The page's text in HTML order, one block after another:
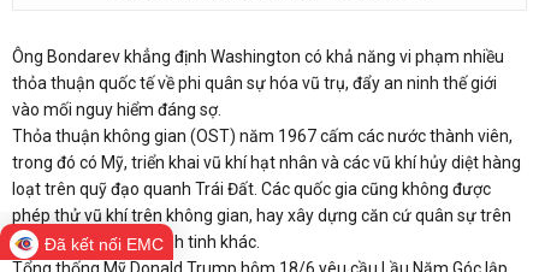
Ông Bondarev khẳng định Washington có khả năng vi phạm nhiều
thỏa thuận quốc tế về phi quân sự hóa vũ trụ, đẩy an ninh thế giới
vào mối nguy hiểm đáng sợ.
Thỏa thuận không gian (OST) năm 1967 cấm các nước thành viên,
trong đó có Mỹ, triển khai vũ khí hạt nhân và các vũ khí hủy diệt hàng
loạt trên quỹ đạo quanh Trái Đất. Các quốc gia cũng không được
phép thử vũ khí trên không gian, hay xây dựng căn cứ quân sự trên
Mặt Trăng và các hành tinh khác.
Đã kết nối EMC